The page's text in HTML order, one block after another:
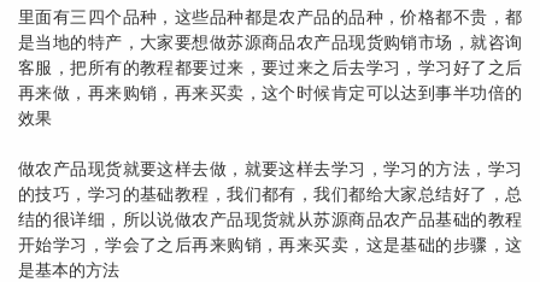
里面有三四个品种，这些品种都是农产品的品种，价格都不贵，都
是当地的特产，大家要想做苏源商品农产品现货购销市场，就咨询
客服，把所有的教程都要过来，要过来之后去学习，学习好了之后
再来做，再来购销，再来买卖，这个时候肯定可以达到事半功倍的
效果
做农产品现货就要这样去做，就要这样去学习，学习的方法，学习
的技巧，学习的基础教程，我们都有，我们都给大家总结好了，总
结的很详细，所以说做农产品现货就从苏源商品农产品基础的教程
开始学习，学会了之后再来购销，再来买卖，这是基础的步骤，这
是基本的方法